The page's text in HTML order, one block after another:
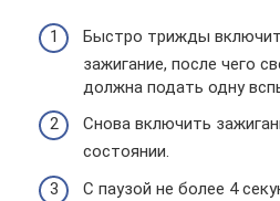
Быстро трижды
зажигание, после чего
должна подать одну
Снова включить
состоянии.
С паузой не более 4